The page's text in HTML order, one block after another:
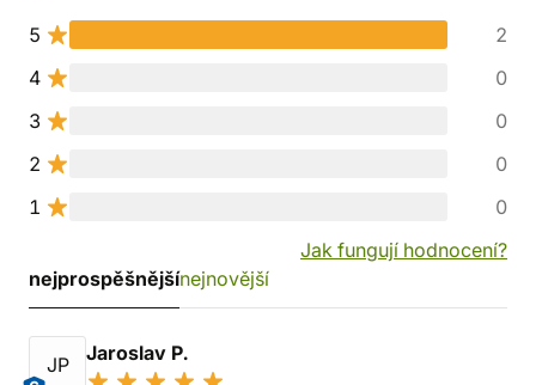
5
2
4
0
3
0
2
0
1
0
Jak fungují hodnocení?
nejprospěšnějšínejnovější
JP Jaroslav P.